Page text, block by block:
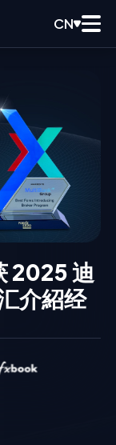
CN
2025 迪
介紹经